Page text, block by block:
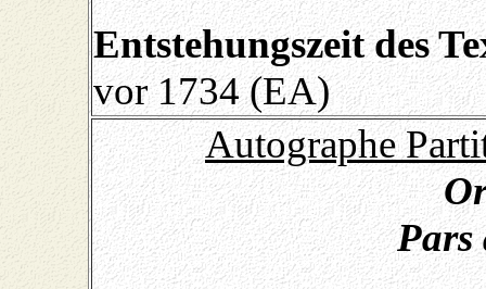
Entstehungszeit des
vor 1734 (EA)
Autographe
Pars